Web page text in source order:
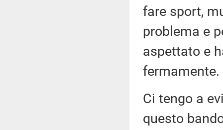
fare sport,
problema e
aspettato e
fermamente.
Ci tengo a
questo